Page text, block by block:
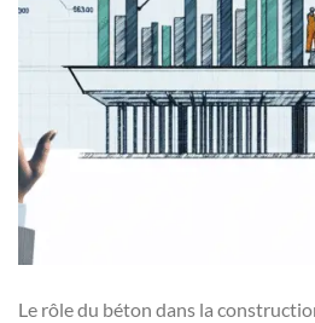
Le rôle du béton dans la